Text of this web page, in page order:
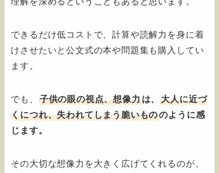
できるだけ低コストで、計算や読解力を身に着
けさせたいと公文式の本や問題集も購入してい
ます。
でも、 子供の眼の視点、想像力は、大人に近づ
くにつれ、失われてしまう脆いもののように感
じます。
その大切な想像力を大きく広げてくれるのが、